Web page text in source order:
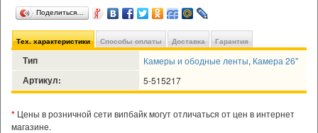
Поделиться…
Тех. характеристики Способы оплаты Доставка Гарантия
Тип Камеры и ободные ленты, Камера 26"
Артикул: 5-515217
* Цены в розничной сети випбайк могут отличаться от цен в интернет
магазине.